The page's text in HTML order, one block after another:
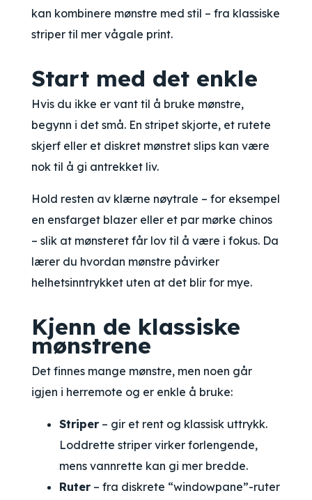
kan kombinere mønstre med stil – fra klassiske
striper til mer vågale print.
Start med det enkle
Hvis du ikke er vant til å bruke mønstre,
begynn i det små. En stripet skjorte, et rutete
skjerf eller et diskret mønstret slips kan være
nok til å gi antrekket liv.
Hold resten av klærne nøytrale – for eksempel
en ensfarget blazer eller et par mørke chinos
– slik at mønsteret får lov til å være i fokus. Da
lærer du hvordan mønstre påvirker
helhetsinntrykket uten at det blir for mye.
Kjenn de klassiske
mønstrene
Det finnes mange mønstre, men noen går
igjen i herremote og er enkle å bruke:
Striper – gir et rent og klassisk uttrykk.
Loddrette striper virker forlengende,
mens vannrette kan gi mer bredde.
Ruter – fra diskrete “windowpane”-ruter